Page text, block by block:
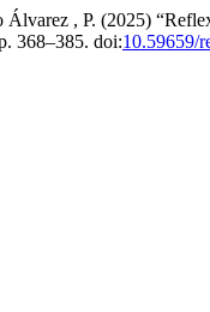
, P. (2025)
368–385. doi:10.59659/